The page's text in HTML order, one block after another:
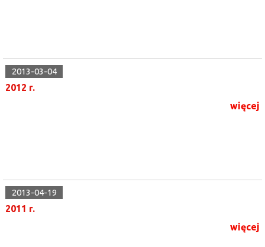
2013-03-04
2012 r.
więcej
2013-04-19
2011 r.
więcej